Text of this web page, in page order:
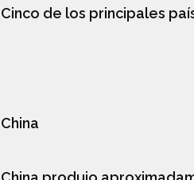
Cinco de los principales
China